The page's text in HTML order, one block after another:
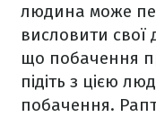
людина може
висловити
що побачення
підіть з цією
побачення.